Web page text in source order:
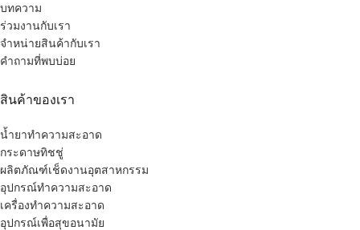
บทความ
ร่วมงานกับเรา
จำหน่ายสินค้ากับเรา
คำถามที่พบบ่อย
สินค้าของเรา
น้ำยาทำความสะอาด
กระดาษทิชชู่
ผลิตภัณฑ์เช็ดงานอุตสาหกรรม
อุปกรณ์ทำความสะอาด
เครื่องทำความสะอาด
อุปกรณ์เพื่อสุขอนามัย